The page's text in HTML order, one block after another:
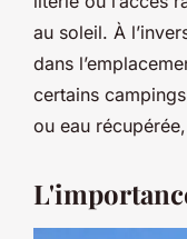
au soleil. À
dans
certains
ou eau